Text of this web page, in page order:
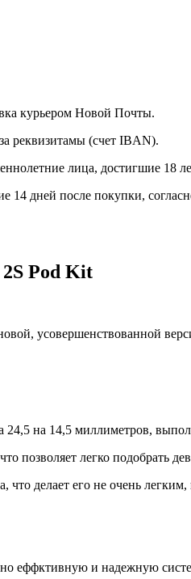
курьером Новой Почты.
реквизитамы (счет IBAN).
лица, достигшие 18
14 дней после покупки,
Pod Kit
усовершенствованной
24,5 на 14,5 миллиметров,
позволяет легко подобрать
что делает его не очень
еффктивную и надежную